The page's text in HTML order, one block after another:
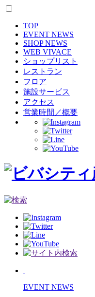
TOP
EVENT NEWS
SHOP NEWS
WEB VIVACE
ショップリスト
レストラン
フロア
施設サービス
アクセス
営業時間／概要
EVENT NEWS